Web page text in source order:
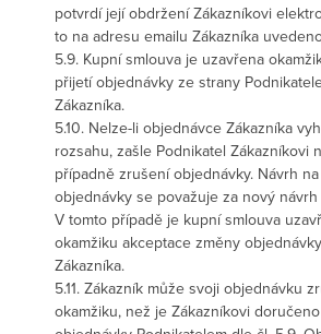
potvrdí její obdržení Zákazníkovi
to na adresu emailu Zákazníka
5.9. Kupní smlouva je uzavřena
přijetí objednávky ze strany
Zákazníka.
5.10. Nelze-li objednávce Zákazníka
rozsahu, zašle Podnikatel Zákazníkovi
případně zrušení objednávky. Návrh
objednávky se považuje za nový
V tomto případě je kupní smlouva
okamžiku akceptace změny
Zákazníka.
5.11. Zákazník může svoji objednávku
okamžiku, než je Zákazníkovi